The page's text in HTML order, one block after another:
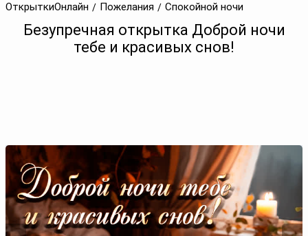
ОткрыткиОнлайн Пожелания Спокойной ночи
Безупречная открытка Доброй ночи
тебе и красивых снов!